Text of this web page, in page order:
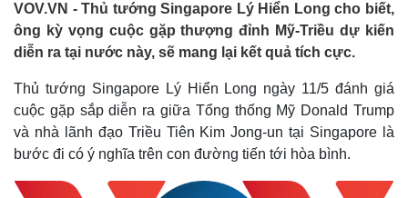
VOV.VN - Thủ tướng Singapore Lý Hiển Long cho biết,
ông kỳ vọng cuộc gặp thượng đỉnh Mỹ-Triều dự kiến
diễn ra tại nước này, sẽ mang lại kết quả tích cực.
Thủ tướng Singapore Lý Hiển Long ngày 11/5 đánh giá
cuộc gặp sắp diễn ra giữa Tổng thống Mỹ Donald Trump
và nhà lãnh đạo Triều Tiên Kim Jong-un tại Singapore là
bước đi có ý nghĩa trên con đường tiến tới hòa bình.